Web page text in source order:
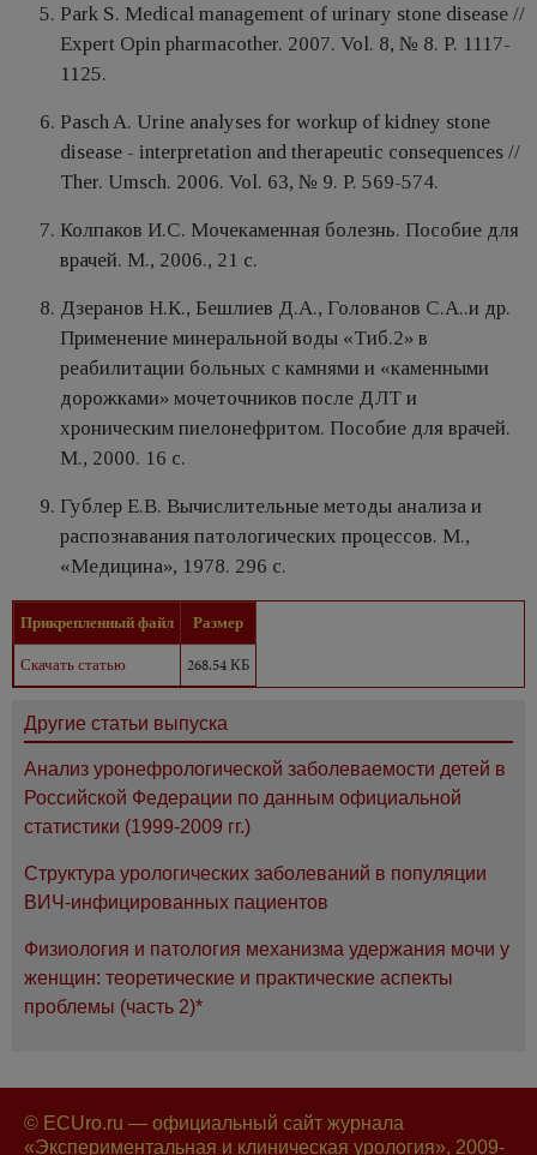
Park S. Medical management of urinary stone disease //
Expert Opin pharmacother. 2007. Vol. 8, № 8. P. 1117-
1125.
Pasch A. Urine analyses for workup of kidney stone
disease - interpretation and therapeutic consequences //
Ther. Umsch. 2006. Vol. 63, № 9. P. 569-574.
Колпаков И.С. Мочекаменная болезнь. Пособие для
врачей. М., 2006., 21 c.
Дзеранов Н.К., Бешлиев Д.А., Голованов С.А..и др.
Применение минеральной воды «Тиб.2» в
реабилитации больных с камнями и «каменными
дорожками» мочеточников после ДЛТ и
хроническим пиелонефритом. Пособие для врачей.
М., 2000. 16 c.
Гублер Е.В. Вычислительные методы анализа и
распознавания патологических процессов. М.,
«Медицина», 1978. 296 c.
Прикрепленный файл
Размер
Скачать статью
268.54 КБ
Другие статьи выпуска
Анализ уронефрологической заболеваемости детей в
Российской Федерации по данным официальной
статистики (1999-2009 гг.)
Структура урологических заболеваний в популяции
ВИЧ-инфицированных пациентов
Физиология и патология механизма удержания мочи у
женщин: теоретические и практические аспекты
проблемы (часть 2)*
© ECUro.ru — официальный сайт журнала
«Экспериментальная и клиническая урология», 2009-